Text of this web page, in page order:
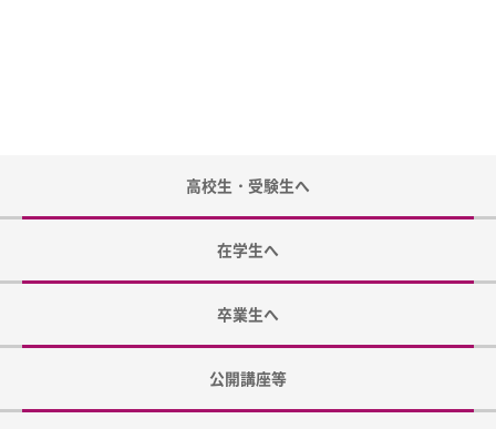
高校生・受験生へ
在学生へ
卒業生へ
公開講座等